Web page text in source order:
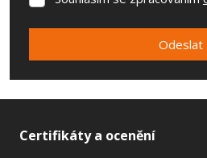
zpracováním
Odeslat
se
odeslat.
Certifikáty a ocenění